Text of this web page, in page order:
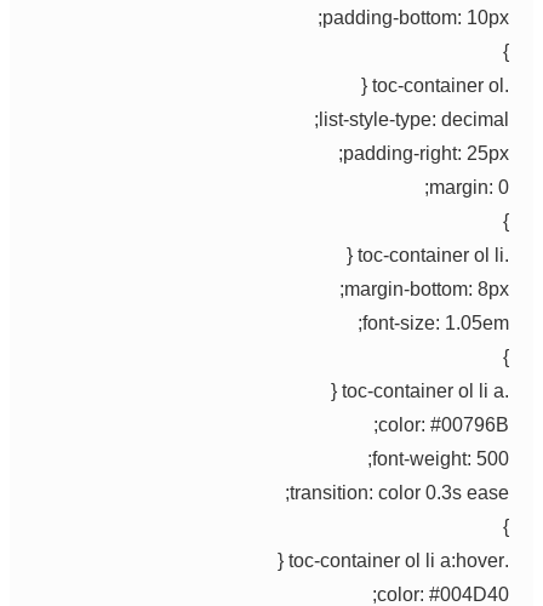
padding-bottom:
list-style-type:
padding-right:
margin:
margin-bottom:
font-size:
color:
font-weight:
transition: color 0.3s
color: